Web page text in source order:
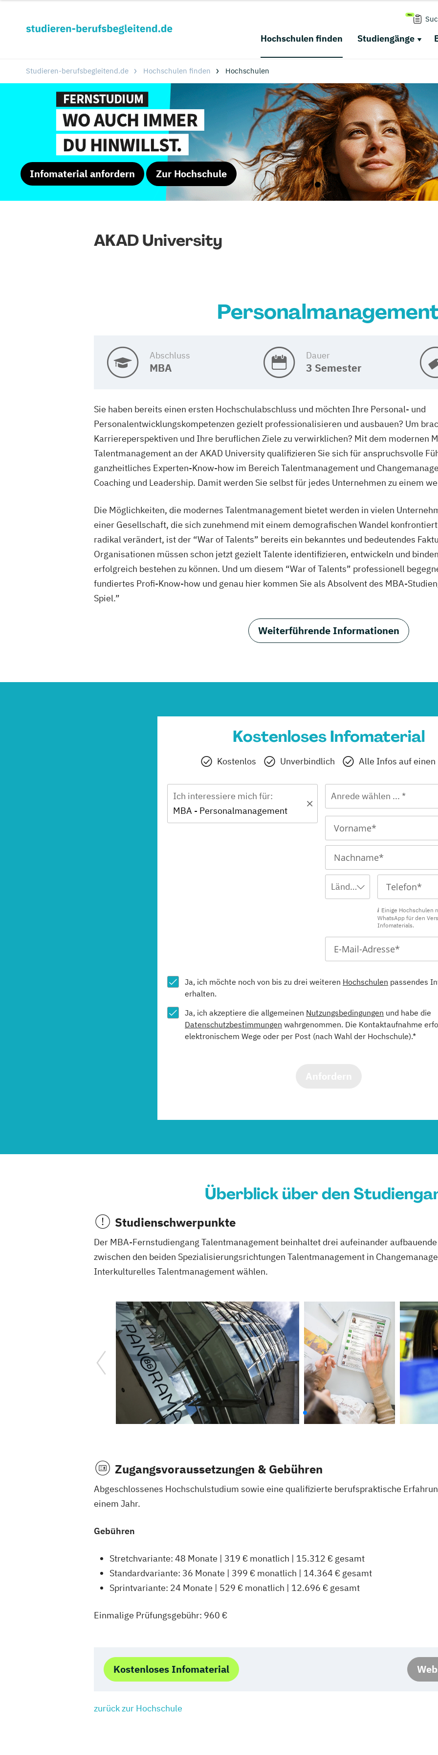
Hochschulen finden Studiengänge
Studieren-berufsbegleitend.de Hochschulen finden Hochschulen
Infomaterial anfordern Zur Hochschule
AKAD University
Abschluss
MBA
Dauer
3 Semester
Sie haben bereits einen ersten Hochschulabschluss und möchten Ihre Personal- und
Personalentwicklungskompetenzen gezielt professionalisieren und ausbauen? Um
Karriereperspektiven und Ihre beruflichen Ziele zu verwirklichen? Mit dem modernen
Talentmanagement an der AKAD University qualifizieren Sie sich für anspruchsvolle
ganzheitliches Experten-Know-how im Bereich Talentmanagement und
Coaching und Leadership. Damit werden Sie selbst für jedes Unternehmen zu einem
Die Möglichkeiten, die modernes Talentmanagement bietet werden in vielen
einer Gesellschaft, die sich zunehmend mit einem demografischen Wandel
radikal verändert, ist der “War of Talents” bereits ein bekanntes und bedeutendes
Organisationen müssen schon jetzt gezielt Talente identifizieren, entwickeln und
erfolgreich bestehen zu können. Und um diesem “War of Talents” professionell
fundiertes Profi-Know-how und genau hier kommen Sie als Absolvent des MBA-
Spiel.”
Weiterführende Informationen
Kostenloses Infomaterial
Kostenlos Unverbindlich Alle Infos auf einen
Ich interessiere mich für:
MBA - Personalmanagement
Anrede wählen ... *
Ländervorwahl wählen ...
Einige Hochschulen
WhatsApp für den
Infomaterials.
Ja, ich möchte noch von bis zu drei weiteren Hochschulen passendes
erhalten.
Ja, ich akzeptiere die allgemeinen Nutzungsbedingungen und habe die
Datenschutzbestimmungen wahrgenommen. Die Kontaktaufnahme
elektronischem Wege oder per Post (nach Wahl der Hochschule).*
Überblick über den
Studienschwerpunkte
Der MBA-Fernstudiengang Talentmanagement beinhaltet drei aufeinander
zwischen den beiden Spezialisierungsrichtungen Talentmanagement in
Interkulturelles Talentmanagement wählen.
Zugangsvoraussetzungen & Gebühren
Abgeschlossenes Hochschulstudium sowie eine qualifizierte berufspraktische
einem Jahr.
Gebühren
Stretchvariante: 48 Monate | 319 € monatlich | 15.312 € gesamt
Standardvariante: 36 Monate | 399 € monatlich | 14.364 € gesamt
Sprintvariante: 24 Monate | 529 € monatlich | 12.696 € gesamt
Einmalige Prüfungsgebühr: 960 €
Kostenloses Infomaterial
zurück zur Hochschule